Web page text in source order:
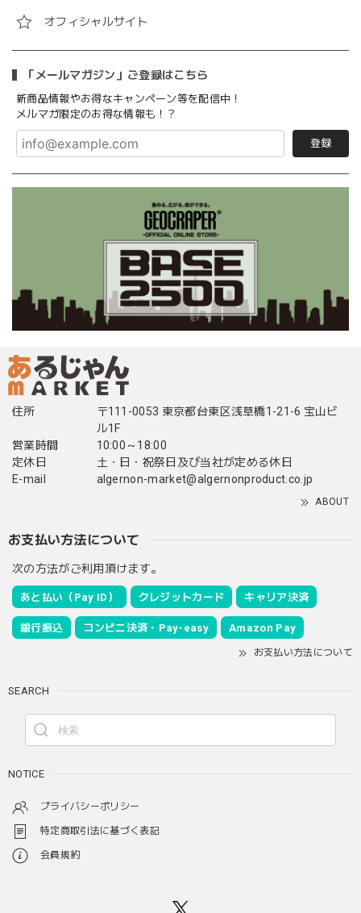
オフィシャルサイト
「メールマガジン」ご登録はこちら
新商品情報やお得なキャンペーン等を配信中！
メルマガ限定のお得な情報も！？
登録
住所
〒111-0053 東京都台東区浅草橋1-21-6 宝山ビ
ル1F
営業時間
10:00～18:00
定休日
土・日・祝祭日及び当社が定める休日
E-mail
algernon-market@algernonproduct.co.jp
ABOUT
お支払い方法について
次の方法がご利用頂けます。
あと払い（Pay ID） クレジットカード キャリア決済
銀行振込 コンビニ決済・Pay-easy Amazon Pay
お支払い方法について
SEARCH
NOTICE
プライバシーポリシー
特定商取引法に基づく表記
会員規約